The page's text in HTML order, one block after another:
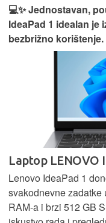
💻✨ Jednostavan,
IdeaPad 1 idealan je
bezbrižno korištenje.
Laptop LENOVO
Lenovo IdeaPad 1
svakodnevne zadatke
RAM-a i brzi 512 GB